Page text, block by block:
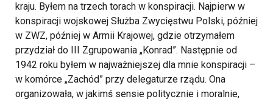
kraju. Byłem na trzech torach w konspiracji. Najpierw w
konspiracji wojskowej Służba Zwycięstwu Polski, później
w ZWZ, później w Armii Krajowej, gdzie otrzymałem
przydział do III Zgrupowania „Konrad”. Następnie od
1942 roku byłem w najważniejszej dla mnie konspiracji –
w komórce „Zachód” przy delegaturze rządu. Ona
organizowała, w jakimś sensie politycznie i moralnie,